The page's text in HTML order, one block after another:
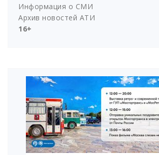
Информация о СМИ
Архив новостей АТИ
16+